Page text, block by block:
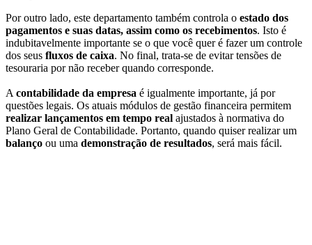
Por outro lado, este departamento também controla o estado dos
pagamentos e suas datas, assim como os recebimentos. Isto é
indubitavelmente importante se o que você quer é fazer um controle
dos seus fluxos de caixa. No final, trata-se de evitar tensões de
tesouraria por não receber quando corresponde.
Acontabilidade da empresa é igualmente importante, já por
questões legais. Os atuais módulos de gestão financeira permitem
realizar lançamentos em tempo real ajustados à normativa do
Plano Geral de Contabilidade. Portanto, quando quiser realizar um
balanço ou uma demonstração de resultados, será mais fácil.